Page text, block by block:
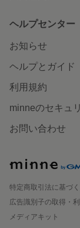
ヘルプセンター
お知らせ
ヘルプとガイド
利用規約
minneのセキュ
お問い合わせ
特定商取引法に基づ
広告識別子の取得・
メディアキット